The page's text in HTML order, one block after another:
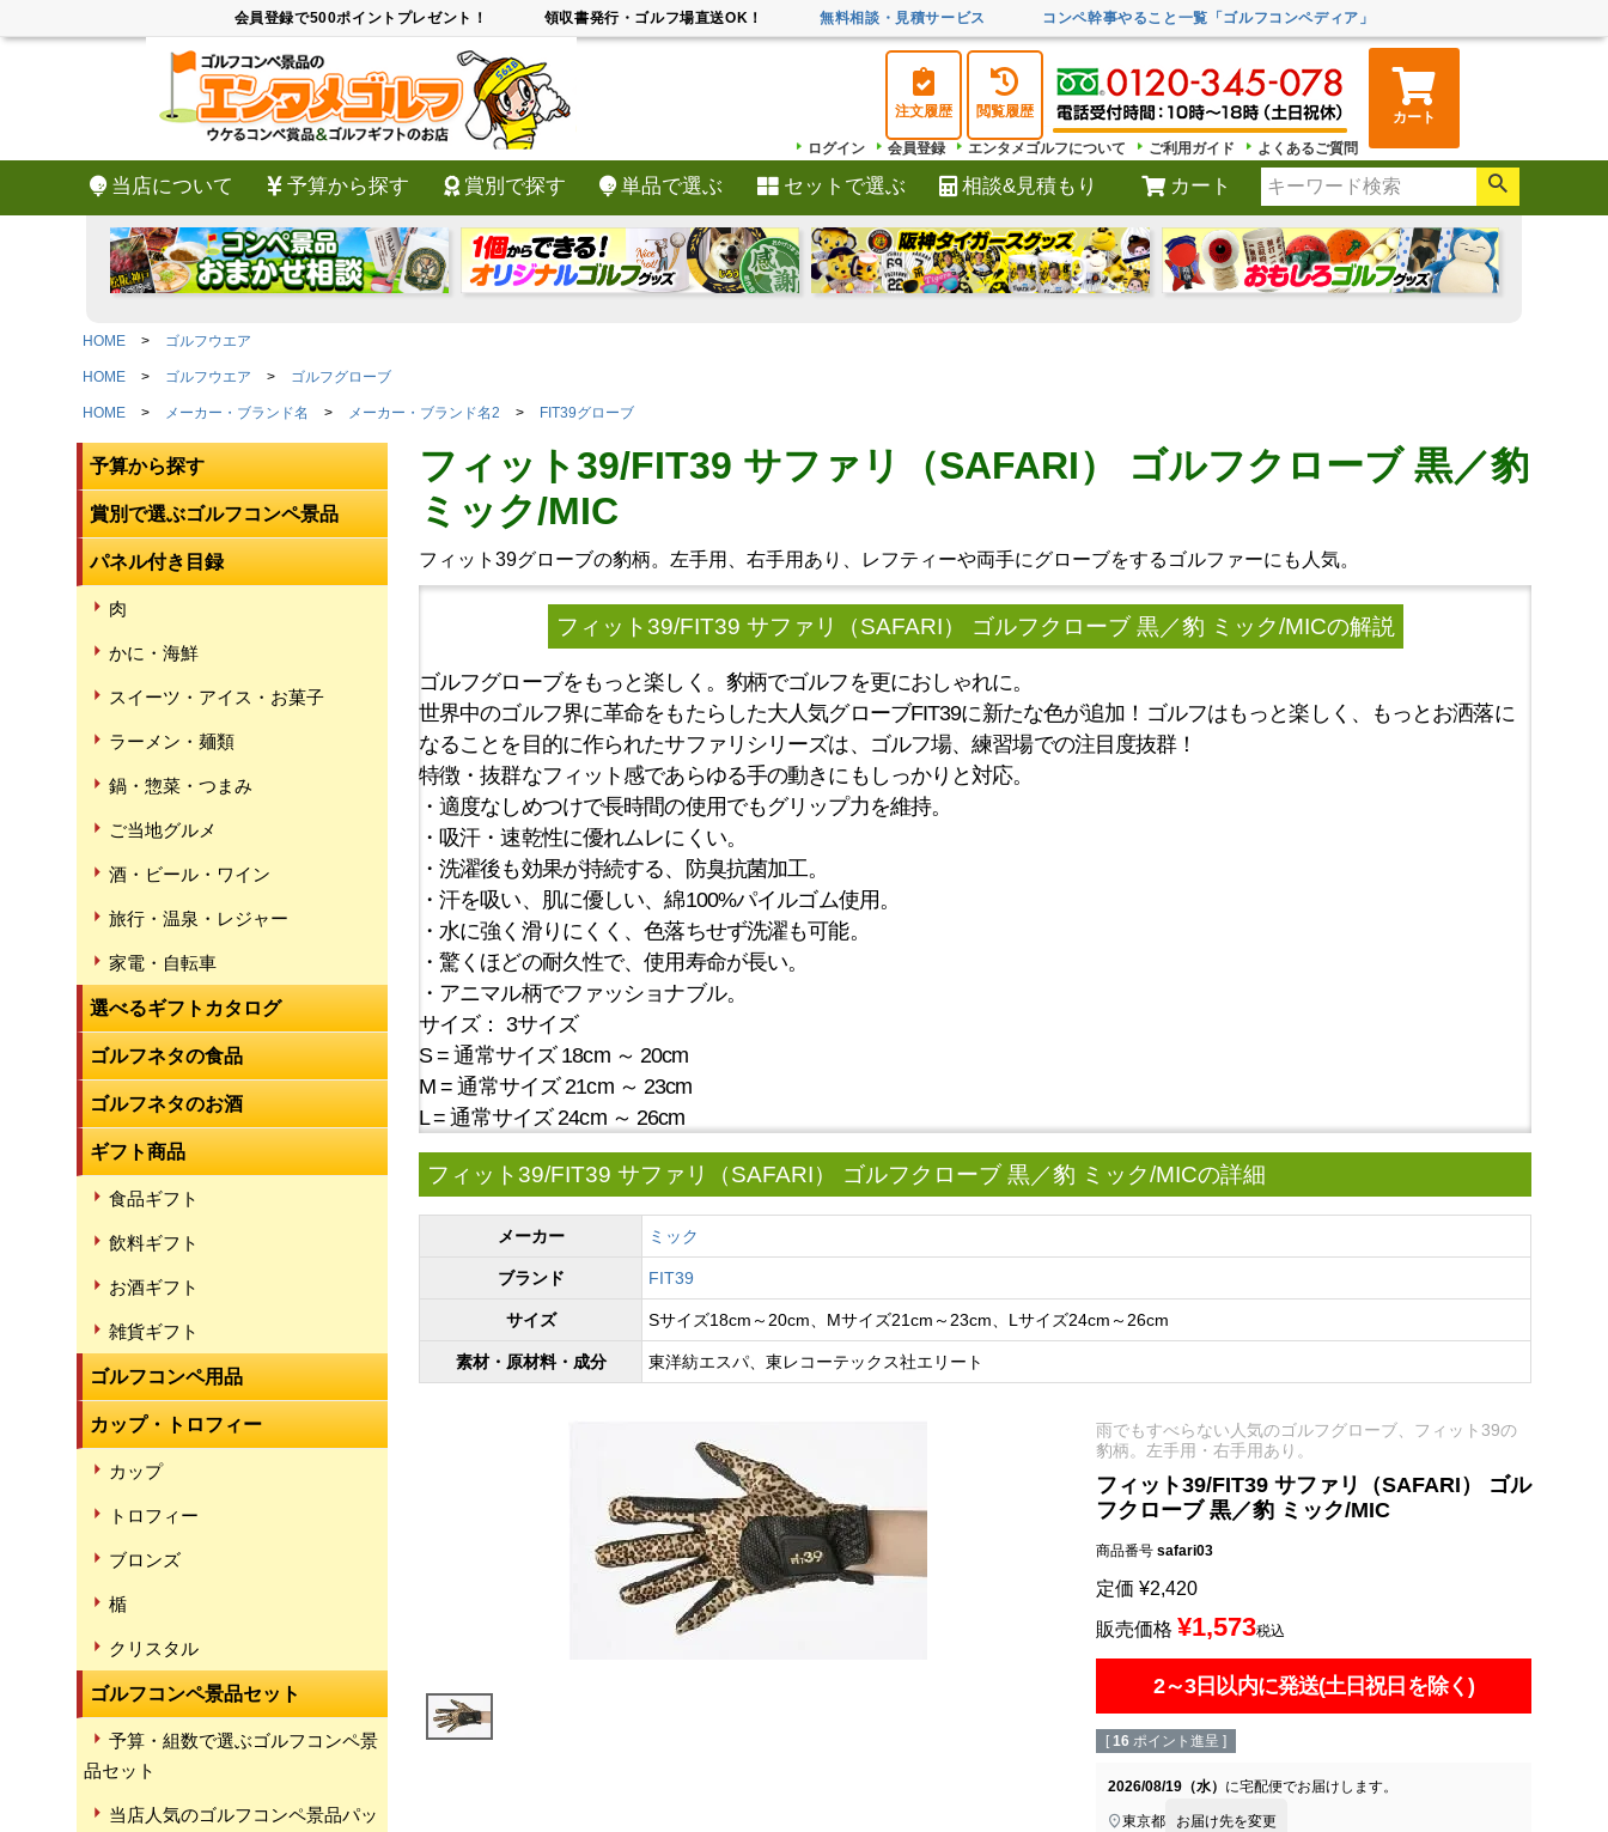
会員登録で500ポイントプレゼント！ 領収書発行・ゴルフ場直送OK！ 無料相談・見積サービス コンペ幹事やること一覧「ゴルフコンペディア」
注文履歴 閲覧履歴
カート
ログイン
会員登録 エンタメゴルフについて ご利用ガイド よくあるご質問
当店について 予算から探す 賞別で探す 単品で選ぶ セットで選ぶ 相談&見積もり カート
検索
HOME ゴルフウエア
HOME ゴルフウエア ゴルフグローブ
HOME メーカー・ブランド名 メーカー・ブランド名2 FIT39グローブ
予算から探す
賞別で選ぶゴルフコンペ景品
パネル付き目録
肉
かに・海鮮
スイーツ・アイス・お菓子
ラーメン・麺類
鍋・惣菜・つまみ
ご当地グルメ
酒・ビール・ワイン
旅行・温泉・レジャー
家電・自転車
選べるギフトカタログ
ゴルフネタの食品
ゴルフネタのお酒
ギフト商品
食品ギフト
飲料ギフト
お酒ギフト
雑貨ギフト
ゴルフコンペ用品
カップ・トロフィー
カップ
トロフィー
ブロンズ
楯
クリスタル
ゴルフコンペ景品セット
予算・組数で選ぶゴルフコンペ景
品セット
当店人気のゴルフコンペ景品パッ
フィット39/FIT39 サファリ（SAFARI） ゴルフクローブ 黒／豹
ミック/MIC
フィット39グローブの豹柄。左手用、右手用あり、レフティーや両手にグローブをするゴルファーにも人気。
フィット39/FIT39 サファリ（SAFARI） ゴルフクローブ 黒／豹 ミック/MICの解説
ゴルフグローブをもっと楽しく。豹柄でゴルフを更におしゃれに。
世界中のゴルフ界に革命をもたらした大人気グローブFIT39に新たな色が追加！ゴルフはもっと楽しく、もっとお洒落に
なることを目的に作られたサファリシリーズは、ゴルフ場、練習場での注目度抜群！
特徴・抜群なフィット感であらゆる手の動きにもしっかりと対応。
・適度なしめつけで長時間の使用でもグリップ力を維持。
・吸汗・速乾性に優れムレにくい。
・洗濯後も効果が持続する、防臭抗菌加工。
・汗を吸い、肌に優しい、綿100%パイルゴム使用。
・水に強く滑りにくく、色落ちせず洗濯も可能。
・驚くほどの耐久性で、使用寿命が長い。
・アニマル柄でファッショナブル。
サイズ： 3サイズ
S = 通常サイズ 18cm ～ 20cm
M = 通常サイズ 21cm ～ 23cm
L = 通常サイズ 24cm ～ 26cm
フィット39/FIT39 サファリ（SAFARI） ゴルフクローブ 黒／豹 ミック/MICの詳細
メーカー ミック
ブランド FIT39
サイズ Sサイズ18cm～20cm、Mサイズ21cm～23cm、Lサイズ24cm～26cm
素材・原材料・成分 東洋紡エスパ、東レコーテックス社エリート
雨でもすべらない人気のゴルフグローブ、フィット39の
豹柄。左手用・右手用あり。
フィット39/FIT39 サファリ（SAFARI） ゴル
フクローブ 黒／豹 ミック/MIC
商品番号 safari03
定価 ¥2,420
販売価格 ¥1,573税込
2～3日以内に発送(土日祝日を除く)
[ 16 ポイント進呈 ]
2026/08/19（水） に宅配便でお届けします。
東京都 お届け先を変更